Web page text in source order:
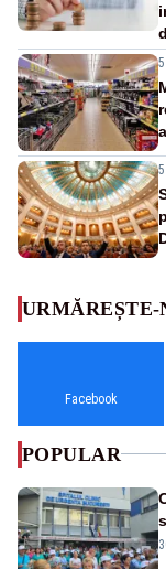
URMĂREȘTE-
Facebook
POPULAR